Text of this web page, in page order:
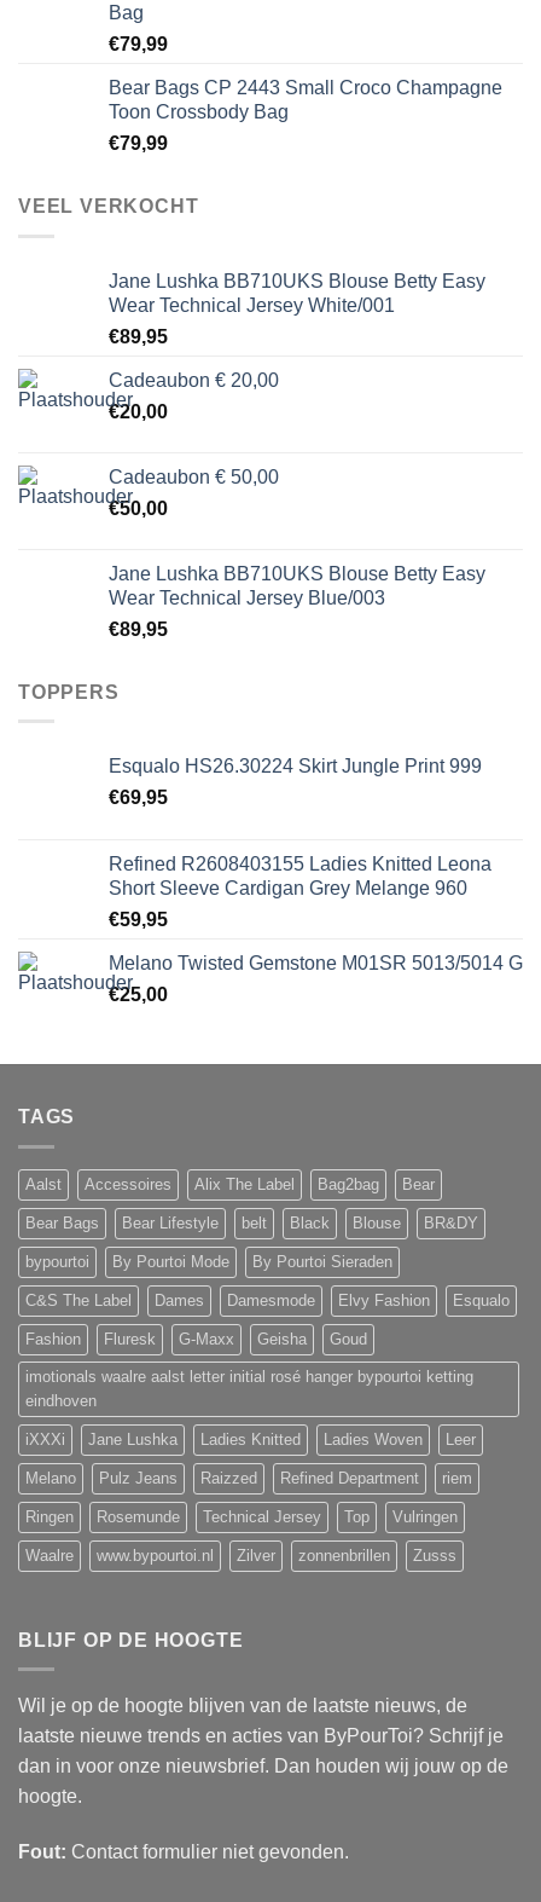
Bag
€79,99
Bear Bags CP 2443 Small Croco Champagne
Toon Crossbody Bag
€79,99
VEEL VERKOCHT
Jane Lushka BB710UKS Blouse Betty Easy
Wear Technical Jersey White/001
€89,95
Cadeaubon € 20,00
€20,00
Cadeaubon € 50,00
€50,00
Jane Lushka BB710UKS Blouse Betty Easy
Wear Technical Jersey Blue/003
€89,95
TOPPERS
Esqualo HS26.30224 Skirt Jungle Print 999
€69,95
Refined R2608403155 Ladies Knitted Leona
Short Sleeve Cardigan Grey Melange 960
€59,95
Melano Twisted Gemstone M01SR 5013/5014 G
€25,00
TAGS
Aalst Accessoires Alix The Label Bag2bag Bear
Bear Bags Bear Lifestyle belt Black Blouse BR&DY
bypourtoi By Pourtoi Mode By Pourtoi Sieraden
C&S The Label Dames Damesmode Elvy Fashion Esqualo
Fashion Fluresk G-Maxx Geisha Goud
imotionals waalre aalst letter initial rosé hanger bypourtoi ketting
eindhoven
iXXXi Jane Lushka Ladies Knitted Ladies Woven Leer
Melano Pulz Jeans Raizzed Refined Department riem
Ringen Rosemunde Technical Jersey Top Vulringen
Waalre www.bypourtoi.nl Zilver zonnenbrillen Zusss
BLIJF OP DE HOOGTE
Wil je op de hoogte blijven van de laatste nieuws, de
laatste nieuwe trends en acties van ByPourToi? Schrijf je
dan in voor onze nieuwsbrief. Dan houden wij jouw op de
hoogte.
Fout: Contact formulier niet gevonden.